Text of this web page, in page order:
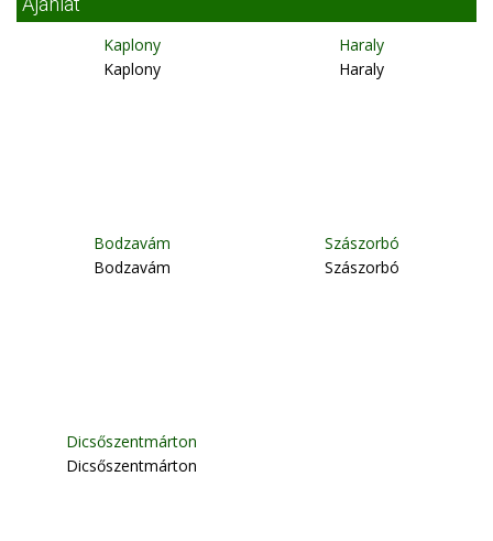
Kaplony
Kaplony
Haraly
Haraly
Bodzavám
Bodzavám
Szászorbó
Szászorbó
Dicsőszentmárton
Dicsőszentmárton